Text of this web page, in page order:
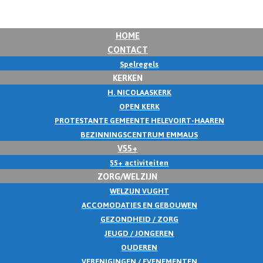
HOME
CONTACT
Spelregels
KERKEN
H. NICOLAASKERK
OPEN KERK
PROTESTANTE GEMEENTE HELEVOIRT-HAAREN
BEZINNINGSCENTRUM EMMAUS
V55+
55+ activiteiten
ZORG/WELZIJN
WELZIJN VUGHT
ACCOMODATIES EN GEBOUWEN
GEZONDHEID / ZORG
JEUGD / JONGEREN
OUDEREN